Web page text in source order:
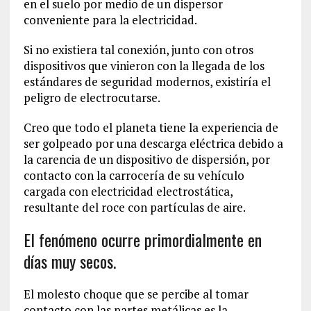
en el suelo por medio de un dispersor
conveniente para la electricidad.
Si no existiera tal conexión, junto con otros
dispositivos que vinieron con la llegada de los
estándares de seguridad modernos, existiría el
peligro de electrocutarse.
Creo que todo el planeta tiene la experiencia de
ser golpeado por una descarga eléctrica debido a
la carencia de un dispositivo de dispersión, por
contacto con la carrocería de su vehículo
cargada con electricidad electrostática,
resultante del roce con partículas de aire.
El fenómeno ocurre primordialmente en
días muy secos.
El molesto choque que se percibe al tomar